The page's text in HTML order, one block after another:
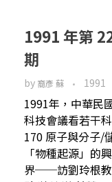
1991 年第
期
by 裔彥 蘇 1991
1991年，中華民
科技會議看若干
170 原子與分子/
「物種起源」的
界──訪劉玲根教